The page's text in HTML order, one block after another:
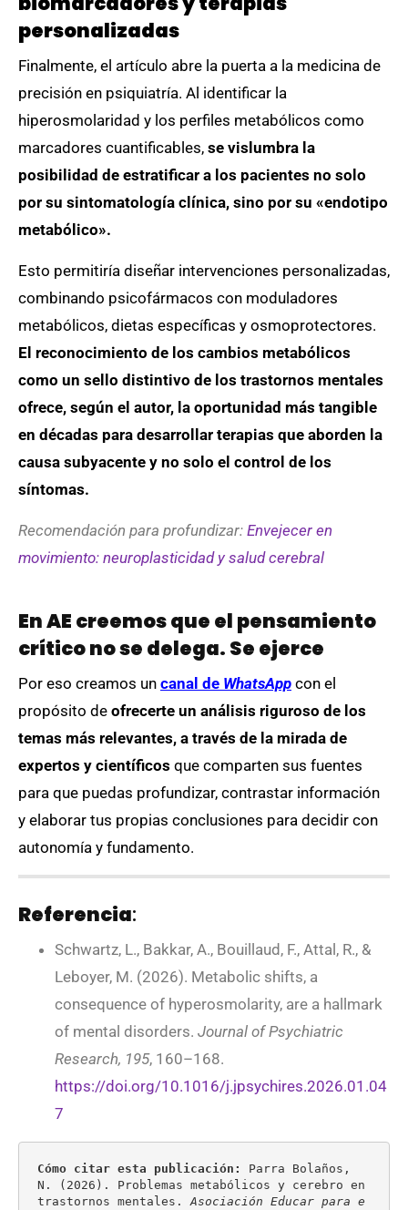
personalizadas
Finalmente, el artículo abre la puerta a la medicina de
precisión en psiquiatría. Al identificar la
hiperosmolaridad y los perfiles metabólicos como
marcadores cuantificables, se vislumbra la
posibilidad de estratificar a los pacientes no solo
por su sintomatología clínica, sino por su «endotipo
metabólico».
Esto permitiría diseñar intervenciones personalizadas,
combinando psicofármacos con moduladores
metabólicos, dietas específicas y osmoprotectores.
El reconocimiento de los cambios metabólicos
como un sello distintivo de los trastornos mentales
ofrece, según el autor, la oportunidad más tangible
en décadas para desarrollar terapias que aborden la
causa subyacente y no solo el control de los
síntomas.
Recomendación para profundizar: Envejecer en
movimiento: neuroplasticidad y salud cerebral
En AE creemos que el pensamiento
crítico no se delega. Se ejerce
Por eso creamos un canal de WhatsApp con el
propósito de ofrecerte un análisis riguroso de los
temas más relevantes, a través de la mirada de
expertos y científicos que comparten sus fuentes
para que puedas profundizar, contrastar información
y elaborar tus propias conclusiones para decidir con
autonomía y fundamento.
Referencia:
Schwartz, L., Bakkar, A., Bouillaud, F., Attal, R., &
Leboyer, M. (2026). Metabolic shifts, a
consequence of hyperosmolarity, are a hallmark
of mental disorders. Journal of Psychiatric
Research, 195, 160–168.
https://doi.org/10.1016/j.jpsychires.2026.01.04
7
Cómo citar esta publicación:
Parra Bolaños,
N. (2026). Problemas metabólicos y cerebro en
trastornos mentales. Asociación Educar para e